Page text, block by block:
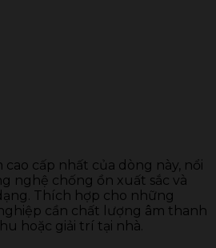
cao cấp nhất của dòng này, nổi
nghệ chống ồn xuất sắc và
Thích hợp cho những
cần chất lượng âm thanh
hoặc giải trí tại nhà.